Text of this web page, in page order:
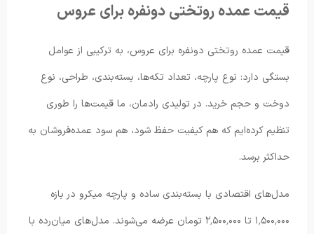
قیمت عمده روتختی دونفره برای عروس
قیمت عمده روتختی دونفره برای عروس، به ترکیبی از عوامل
بستگی دارد: نوع پارچه، تعداد تکه‌ها، بسته‌بندی، طراحی، نوع
دوخت و حجم خرید. در تولیدی رادمان، ما قیمت‌ها را طوری
تنظیم کرده‌ایم که هم کیفیت حفظ شود، هم سود عمده‌فروشان به
حداکثر برسد.
مدل‌های اقتصادی با بسته‌بندی ساده و پارچه میکرو در بازه
۱٬۵۰۰٬۰۰۰ تا ۲٬۵۰۰٬۰۰۰ تومان عرضه می‌شوند. مدل‌های میان‌رده با